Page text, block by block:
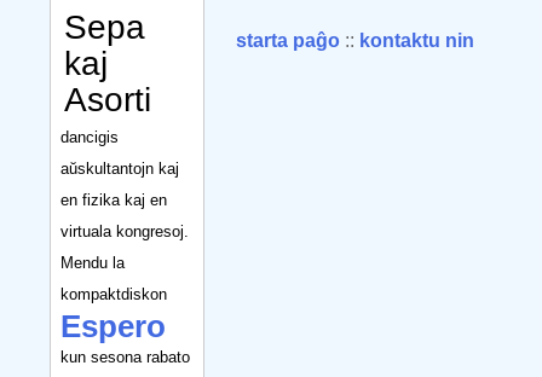
Sepa
kaj
Asorti
dancigis
aŭskultantojn kaj
en fizika kaj en
virtuala kongresoj.
Mendu la
kompaktdiskon
Espero
kun sesona rabato
starta paĝo :: kontaktu nin